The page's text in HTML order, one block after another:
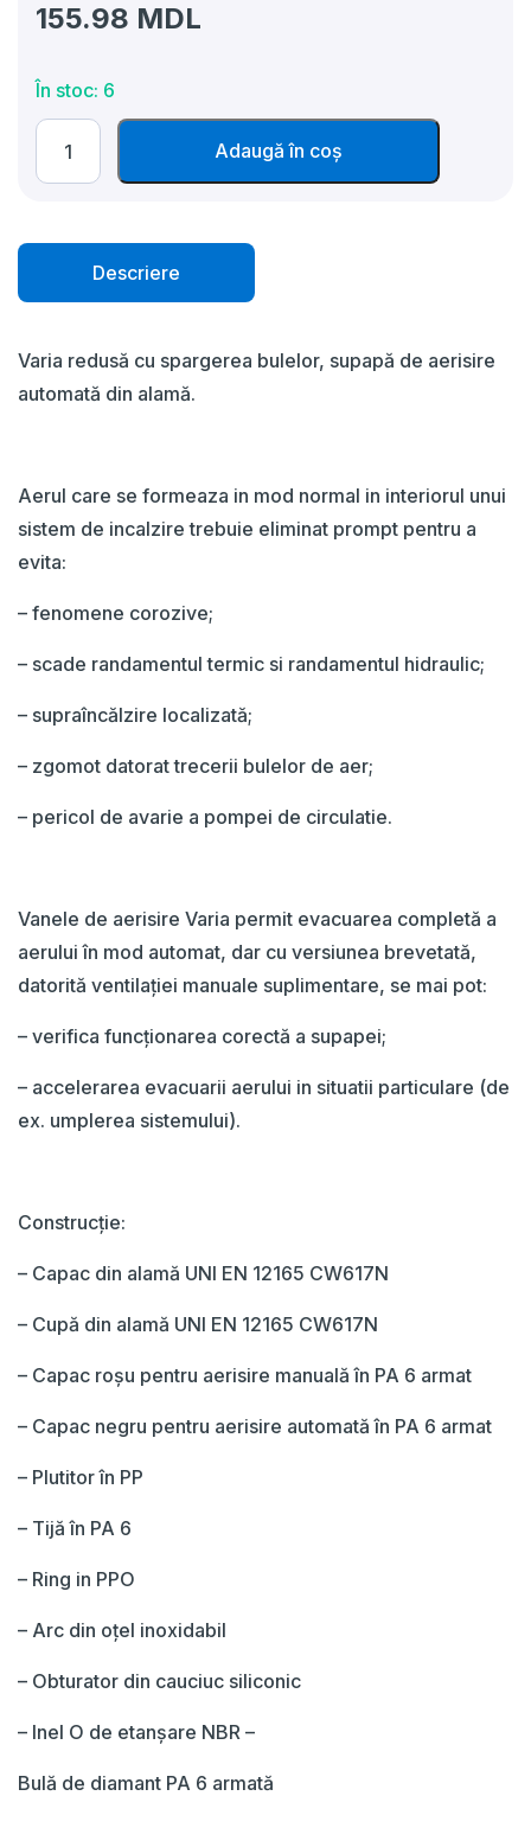
155.98 MDL
În stoc: 6
Cantitate
DEZAERATOR
AUTOMAT
Adaugă în coș
Descriere
Varia redusă cu spargerea bulelor, supapă de aerisire
automată din alamă.
Aerul care se formeaza in mod normal in interiorul unui
sistem de incalzire trebuie eliminat prompt pentru a
evita:
– fenomene corozive;
– scade randamentul termic si randamentul hidraulic;
– supraîncălzire localizată;
– zgomot datorat trecerii bulelor de aer;
– pericol de avarie a pompei de circulatie.
Vanele de aerisire Varia permit evacuarea completă a
aerului în mod automat, dar cu versiunea brevetată,
datorită ventilației manuale suplimentare, se mai pot:
– verifica funcționarea corectă a supapei;
– accelerarea evacuarii aerului in situatii particulare (de
ex. umplerea sistemului).
Construcție:
– Capac din alamă UNI EN 12165 CW617N
– Cupă din alamă UNI EN 12165 CW617N
– Capac roșu pentru aerisire manuală în PA 6 armat
– Capac negru pentru aerisire automată în PA 6 armat
– Plutitor în PP
– Tijă în PA 6
– Ring in PPO
– Arc din oțel inoxidabil
– Obturator din cauciuc siliconic
– Inel O de etanșare NBR –
Bulă de diamant PA 6 armată